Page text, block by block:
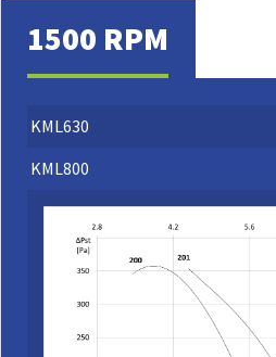
1500 RPM
KML630
KML800